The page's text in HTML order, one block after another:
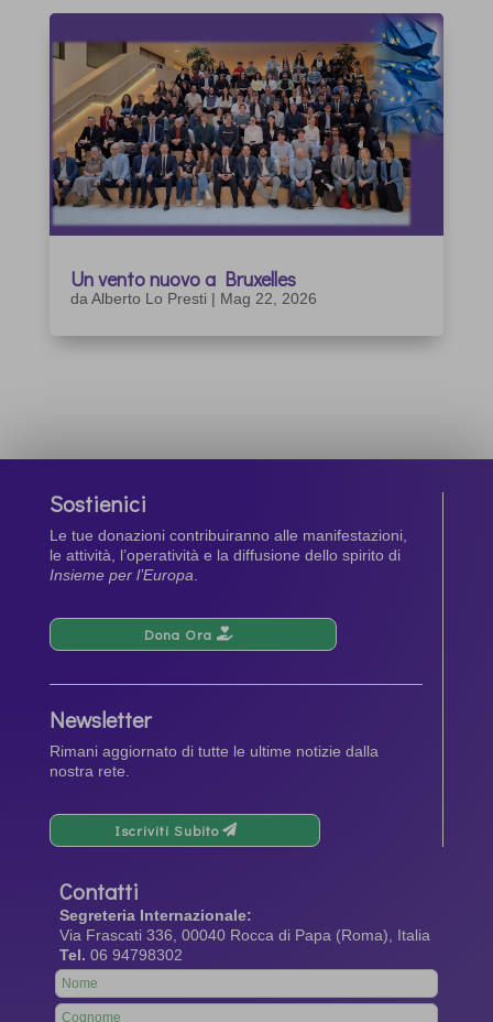
Un vento nuovo a Bruxelles
da Alberto Lo Presti | Mag 22, 2026
Sostienici
Le tue donazioni contribuiranno alle manifestazioni,
le attività, l’operatività e la diffusione dello spirito di
Insieme per l’Europa
Dona Ora
Newsletter
Rimani aggiornato di tutte le ultime notizie dalla
nostra rete.
Iscriviti Subito
Contatti
Segreteria Internazionale:
Via Frascati 336, 00040 Rocca di Papa (Roma), Italia
Tel. 06 94798302
Leave
this
field